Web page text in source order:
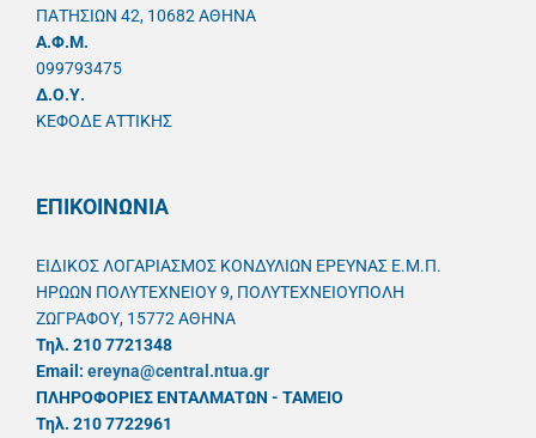
ΠΑΤΗΣΙΩΝ 42, 10682 ΑΘΗΝΑ
A.Φ.Μ.
099793475
Δ.Ο.Υ.
ΚΕΦΟΔΕ ΑΤΤΙΚΗΣ
ΕΠΙΚΟΙΝΩΝΙΑ
ΕΙΔΙΚΟΣ ΛΟΓΑΡΙΑΣΜΟΣ ΚΟΝΔΥΛΙΩΝ ΕΡΕΥΝΑΣ Ε.Μ.Π.
ΗΡΩΩΝ ΠΟΛΥΤΕΧΝΕΙΟΥ 9, ΠΟΛΥΤΕΧΝΕΙΟΥΠΟΛΗ
ΖΩΓΡΑΦΟΥ, 15772 ΑΘΗΝΑ
Τηλ. 210 7721348
Email: ereyna@central.ntua.gr
ΠΛΗΡΟΦΟΡΙΕΣ ΕΝΤΑΛΜΑΤΩΝ - ΤΑΜΕΙΟ
Τηλ. 210 7722961